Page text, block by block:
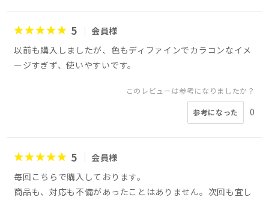
5
会員様
以前も購入しましたが、色もディファインでカラコンなイメ
ージすぎず、使いやすいです。
このレビューは参考になりましたか？
参考になった 0
5
会員様
毎回こちらで購入しております。
商品も、対応も不備があったことはありません。次回も宜し